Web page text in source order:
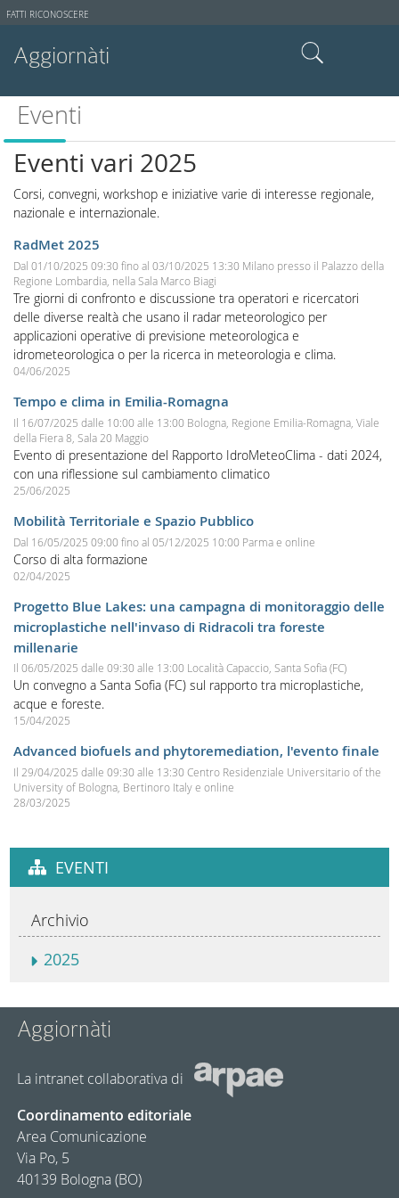
Strumenti
FATTI RICONOSCERE
Aggiornàti
Cerca nel sito
Ricerca avanzata…
Eventi
Eventi vari 2025
Corsi, convegni, workshop e iniziative varie di interesse regionale,
nazionale e internazionale.
RadMet 2025
Dal 01/10/2025 09:30 fino al 03/10/2025 13:30 Milano presso il Palazzo della
Regione Lombardia, nella Sala Marco Biagi
Tre giorni di confronto e discussione tra operatori e ricercatori
delle diverse realtà che usano il radar meteorologico per
applicazioni operative di previsione meteorologica e
idrometeorologica o per la ricerca in meteorologia e clima.
04/06/2025
Tempo e clima in Emilia-Romagna
Il 16/07/2025 dalle 10:00alle 13:00 Bologna, Regione Emilia-Romagna, Viale
della Fiera 8, Sala 20 Maggio
Evento di presentazione del Rapporto IdroMeteoClima - dati 2024,
con una riflessione sul cambiamento climatico
25/06/2025
Mobilità Territoriale e Spazio Pubblico
Dal 16/05/2025 09:00 fino al 05/12/2025 10:00 Parma e online
Corso di alta formazione
02/04/2025
Progetto Blue Lakes: una campagna di monitoraggio delle
microplastiche nell'invaso di Ridracoli tra foreste
millenarie
Il 06/05/2025 dalle 09:30alle 13:00 Località Capaccio, Santa Sofia (FC)
Un convegno a Santa Sofia (FC) sul rapporto tra microplastiche,
acque e foreste.
15/04/2025
Advanced biofuels and phytoremediation, l'evento finale
Il 29/04/2025 dalle 09:30alle 13:30 Centro Residenziale Universitario of the
University of Bologna, Bertinoro Italy e online
28/03/2025
EVENTI
Archivio
2025
Aggiornàti
La intranet collaborativa di
Coordinamento editoriale
Area Comunicazione
Via Po, 5
40139 Bologna (BO)